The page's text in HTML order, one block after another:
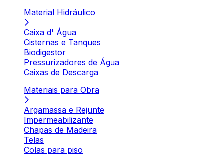
Material Hidráulico
Caixa d' Água
Cisternas e Tanques
Biodigestor
Pressurizadores de Água
Caixas de Descarga
Materiais para Obra
Argamassa e Rejunte
Impermeabilizante
Chapas de Madeira
Telas
Colas para piso